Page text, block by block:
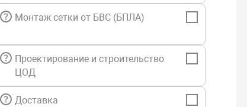
Монтаж сетки от БВС (БПЛА)
Проектирование и строительство
ЦОД
Доставка